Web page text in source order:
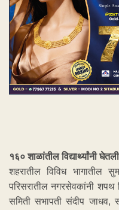
१६० शाळांतील विद्यार्थ्यांनी
शहरातील विविध भागातील
परिसरातील नगरसेवकांनी शपथ
समिती सभापती संदीप जाधव,